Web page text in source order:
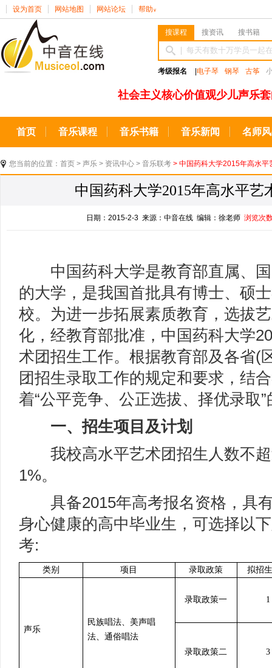
设为首页 网站地图 网站论坛 帮助 ∨
搜课程 搜资讯 搜书籍
考级报名 电子琴 钢琴 古筝
社会主义核心价值观少儿声乐
首页 音乐课程 音乐书籍 音乐新闻 名师
您当前的位置： 首页 > 声乐 > 资讯中心 > 音乐联考 > 中国药科大学2015年高水平
中国药科大学2015年高水平艺
日期：2015-2-3 来源：中音在线 编辑：徐老师 浏览次
中国药科大学是教育部直属、国
的大学，是我国首批具有博士、硕
校。为进一步拓展素质教育，选拔
化，经教育部批准，中国药科大学
术团招生工作。根据教育部及各省(
团招生录取工作的规定和要求，结
着“公平竞争、公正选拔、择优录取
一、招生项目及计划
我校高水平艺术团招生人数不超
1%。
具备2015年高考报名资格，具有
身心健康的高中毕业生，可选择以
考:
类别 项目 录取政策 拟招
声乐
民族唱法、美声唱
法、通俗唱法
录取政策一 1
录取政策二 3